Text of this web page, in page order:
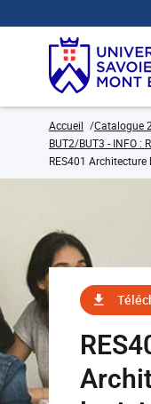
Accueil Catalogue
BUT2/BUT3 - INFO
RES401 Architecture